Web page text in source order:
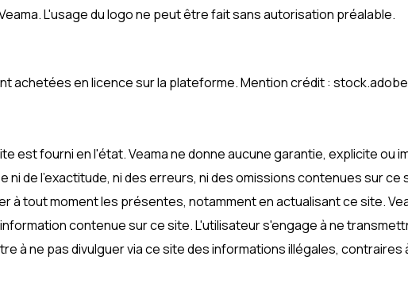
L'usage du logo ne peut être fait sans autorisation préalable.
achetées en licence sur la plateforme. Mention crédit :
est fourni en l'état. Veama ne donne aucune garantie, explicite ou
ni de l'exactitude, ni des erreurs, ni des omissions contenues sur
à tout moment les présentes, notamment en actualisant ce site.
contenue sur ce site. L'utilisateur s'engage à ne
à ne pas divulguer via ce site des informations illégales, contraires